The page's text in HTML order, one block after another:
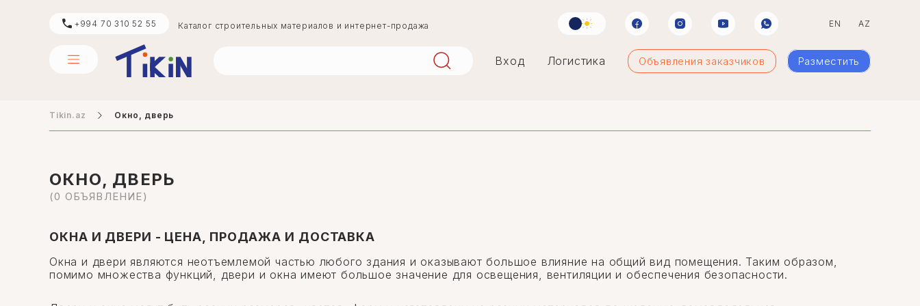
+994 70 310 52 55 Каталог строительных материалов и интернет-продажа EN AZ
Вход Логистика Объявления заказчиков Разместить
Tikin.az Окно, дверь
ОКНО, ДВЕРЬ
(0 ОБЪЯВЛЕНИЕ)
ОКНА И ДВЕРИ - ЦЕНА, ПРОДАЖА И ДОСТАВКА
Окна и двери являются неотъемлемой частью любого здания и оказывают большое влияние на общий вид помещения. Таким образом,
помимо множества функций, двери и окна имеют большое значение для освещения, вентиляции и обеспечения безопасности.